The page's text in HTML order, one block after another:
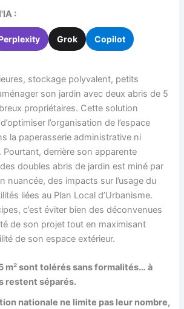
:
Grok Copilot
stockage polyvalent, petits
son jardin avec deux abris de 5
propriétaires. Cette solution
l’organisation de l’espace
la paperasserie administrative ni
Pourtant, derrière son apparente
doubles abris de jardin est miné par
nuancée, des impacts sur l’usage du
liées au Plan Local d’Urbanisme.
c’est éviter bien des déconvenues
de son projet tout en maximisant
de son espace extérieur.
m² sont tolérés sans formalités… à
restent séparés.
nationale ne limite pas leur nombre,